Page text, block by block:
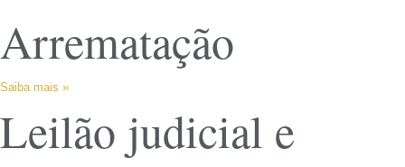
Arrematação
Saiba mais »
Leilão judicial e